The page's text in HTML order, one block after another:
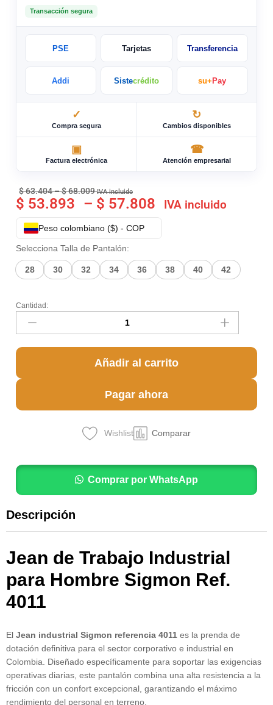
Transacción segura
PSE Tarjetas Transferencia
Addi Sistecrédito su+ Pay
✓
Compra segura
↻
Cambios disponibles
▣
Factura electrónica
☎
Atención empresarial
$63.404–$68.009 IVA incluido
$ 53.893 – $ 57.808 IVA incluido
Peso colombiano ($) - COP
Selecciona Talla de Pantalón:
28 30 32 34 36 38 40 42
Cantidad:
Añadir al carrito
Pagar ahora
Wishlist Comparar
Comprar por WhatsApp
Descripción
Jean de Trabajo Industrial
para Hombre Sigmon Ref.
4011
El Jean industrial Sigmon referencia 4011 es la prenda de
dotación definitiva para el sector corporativo e industrial en
Colombia. Diseñado específicamente para soportar las exigencias
operativas diarias, este pantalón combina una alta resistencia a la
fricción con un confort excepcional, garantizando el máximo
rendimiento del personal en terreno.